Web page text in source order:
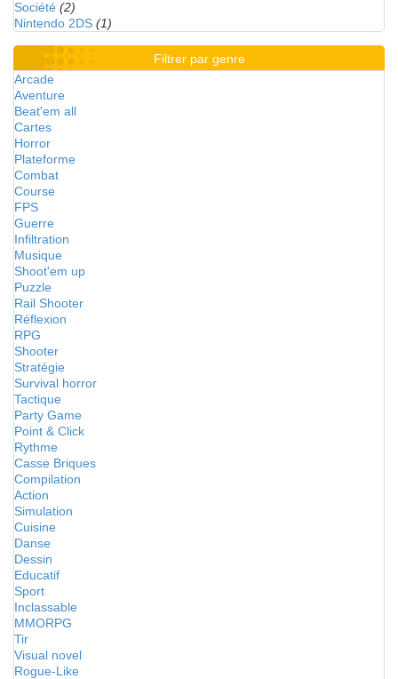
Société (2)
Nintendo 2DS (1)
Filtrer par genre
Arcade
Aventure
Beat'em all
Cartes
Horror
Plateforme
Combat
Course
FPS
Guerre
Infiltration
Musique
Shoot'em up
Puzzle
Rail Shooter
Réflexion
RPG
Shooter
Stratégie
Survival horror
Tactique
Party Game
Point & Click
Rythme
Casse Briques
Compilation
Action
Simulation
Cuisine
Danse
Dessin
Educatif
Sport
Inclassable
MMORPG
Tir
Visual novel
Rogue-Like